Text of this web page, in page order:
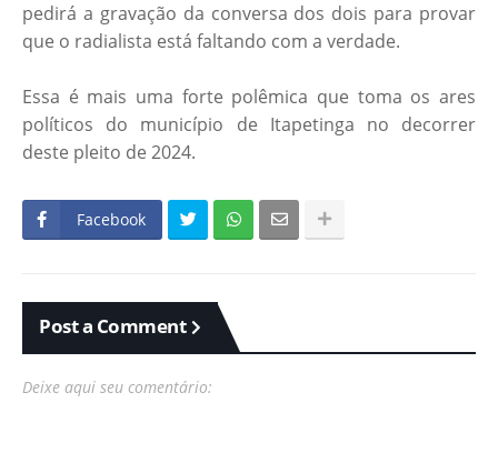
pedirá a gravação da conversa dos dois para provar
que o radialista está faltando com a verdade.
Essa é mais uma forte polêmica que toma os ares
políticos do município de Itapetinga no decorrer
deste pleito de 2024.
Facebook
Post a Comment
Deixe aqui seu comentário: